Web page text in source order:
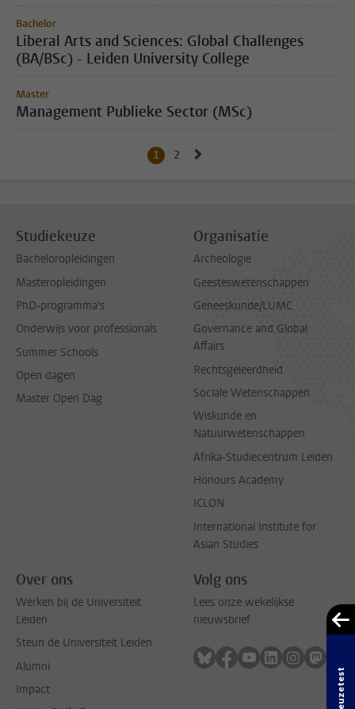
Bachelor
Liberal Arts and Sciences: Global Challenges
(BA/BSc) - Leiden University College
Master
Management Publieke Sector (MSc)
Huidige pagina, pagina
1 Naar pagina
2
Studiekeuze
Bacheloropleidingen
Masteropleidingen
PhD-programma's
Onderwijs voor professionals
Summer Schools
Open dagen
Master Open Dag
Organisatie
Archeologie
Geesteswetenschappen
Geneeskunde/LUMC
Governance and Global
Affairs
Rechtsgeleerdheid
Sociale Wetenschappen
Wiskunde en
Natuurwetenschappen
Afrika-Studiecentrum Leiden
Honours Academy
ICLON
International Institute for
Asian Studies
Over ons
Werken bij de Universiteit
Leiden
Steun de Universiteit Leiden
Alumni
Impact
Volg ons
Lees onze wekelijkse
nieuwsbrief
Volg ons op bluesky
Volg ons op facebook
Volg ons op
Volg ons op
Volg ons
Volg